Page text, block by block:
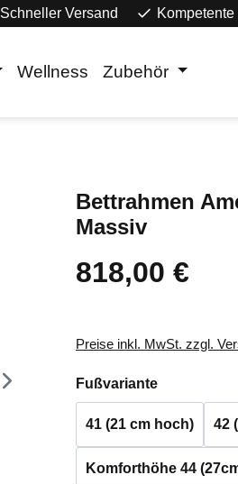
Schneller Versand
Wellness Zubehör
Bettrahmen
Massiv
Regulärer Preis:
818,00 €
Preise inkl. MwSt. zzgl.
Fußvarianteauswählen
41 (21 cm hoch) 42
Komforthöhe 44